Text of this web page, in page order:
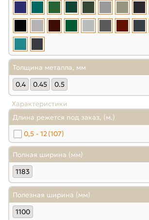
Толщина металла, мм
0.4
0.45 0.5
Характеристики
Длина режется под заказ, (м.)
0,5 - 12(107)
Полная ширина (мм)
1183
Полезная ширина (мм)
1100